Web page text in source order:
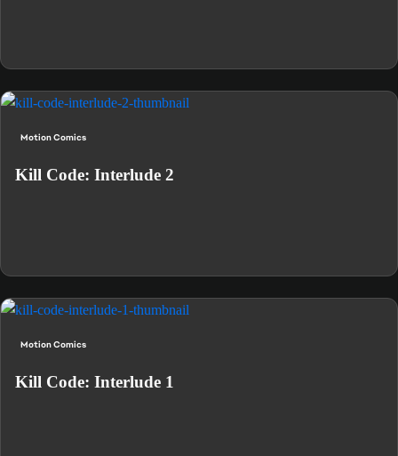
Motion Comics
Kill Code: Interlude 2
Motion Comics
Kill Code: Interlude 1